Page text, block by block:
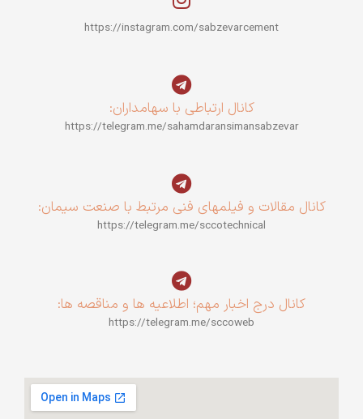
https://instagram.com/sabzevarcement
کانال ارتباطی با سهامداران:
https://telegram.me/sahamdaransimansabzevar
کانال مقالات و فیلمهای فنی مرتبط با صنعت سیمان:
https://telegram.me/sccotechnical
کانال درج اخبار مهم؛ اطلاعیه ها و مناقصه ها:
https://telegram.me/sccoweb